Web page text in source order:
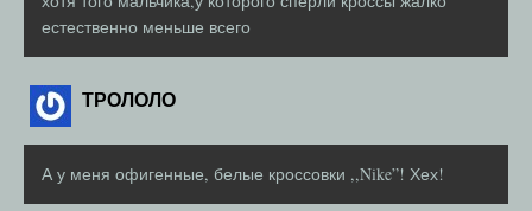
естественно меньше всего
ТРОЛОЛО
А у меня офигенные, белые кроссовки ,,Nike”! Хех!